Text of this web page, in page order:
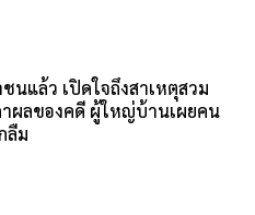
นแล้ว เปิดใจถึงสาเหตุสวม
ผลของคดี ผู้ใหญ่บ้านเผยคน
ลืม